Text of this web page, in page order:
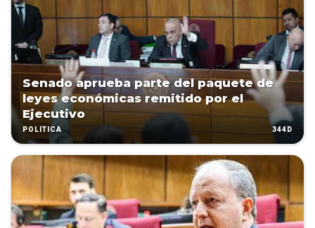
Senado aprueba parte del paquete de
leyes económicas remitido por el
Ejecutivo
POLÍTICA 344D